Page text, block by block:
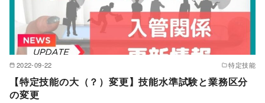
2022-09-22 特定技能
【特定技能の大（？）変更】技能水準試験と業務区分
の変更